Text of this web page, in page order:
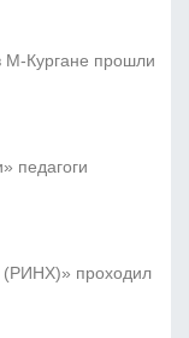
М-Кургане прошли
педагоги
(РИНХ)» проходил